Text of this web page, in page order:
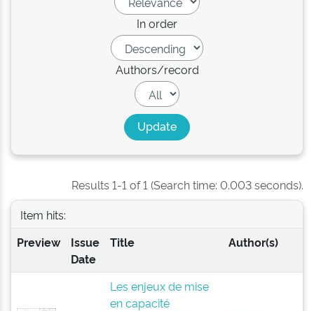
In order
Authors/record
Results 1-1 of 1 (Search time: 0.003 seconds).
Item hits:
Preview
Issue
Date
Title Author(s)
Les enjeux de mise
en capacité